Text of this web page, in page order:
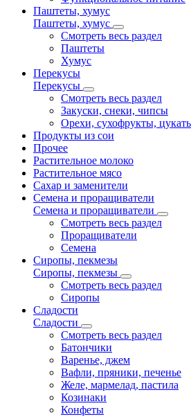
Паштеты, хумус
Паштеты, хумус
Смотреть весь раздел
Паштеты
Хумус
Перекусы
Перекусы
Смотреть весь раздел
Закуски, снеки, чипсы
Орехи, сухофрукты,
Продукты из сои
Прочее
Растительное молоко
Растительное мясо
Сахар и заменители
Семена и проращиватели
Семена и проращиватели
Смотреть весь раздел
Проращиватели
Семена
Сиропы, пекмезы
Сиропы, пекмезы
Смотреть весь раздел
Сиропы
Сладости
Сладости
Смотреть весь раздел
Батончики
Варенье, джем
Вафли, пряники, печенье
Желе, мармелад, пастила
Козинаки
Конфеты